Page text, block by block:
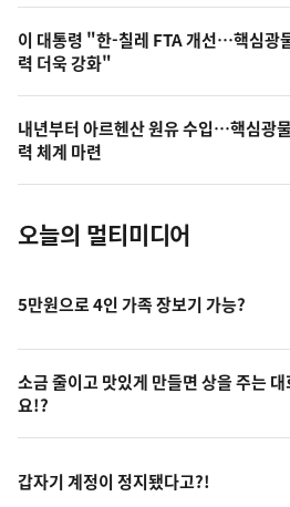
오
늘
사
진
이 대통령 "한-칠레 FTA 개선…핵심광
력 더욱 강화"
내년부터 아르헨산 원유 수입…핵심광
력 체계 마련
오늘의 멀티미디어
5만원으로 4인 가족 장보기 가능?
소금 줄이고 맛있게 만들면 상을 주는
요!?
갑자기 계정이 정지됐다고?!